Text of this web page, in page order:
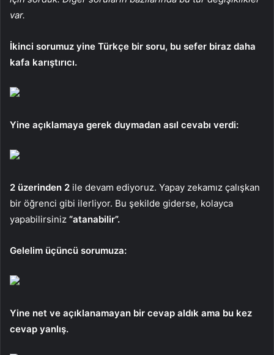
var.
İkinci sorumuz yine Türkçe bir soru, bu sefer biraz daha
kafa karıştırıcı.
Yine açıklamaya gerek duymadan asıl cevabı verdi:
2 üzerinden 2 ile devam ediyoruz. Yapay zekamız çalışkan
bir öğrenci gibi ilerliyor. Bu şekilde giderse, kolayca
yapabilirsiniz “atanabilir”.
Gelelim üçüncü sorumuza:
Yine net ve açıklanamayan bir cevap aldık ama bu kez
cevap yanlış.